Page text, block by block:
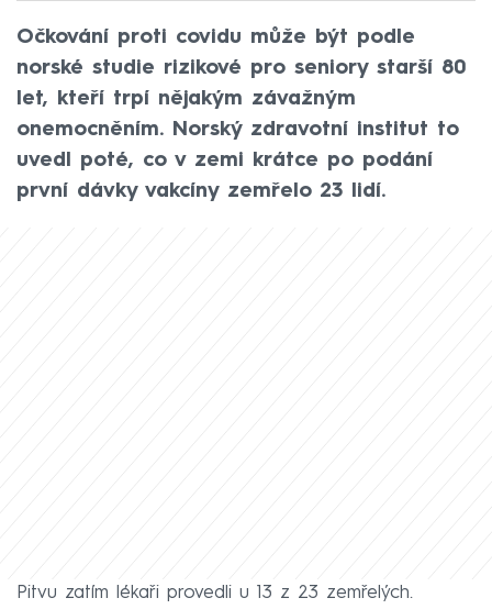
Očkování proti covidu může být podle
norské studie rizikové pro seniory starší 80
let, kteří trpí nějakým závažným
onemocněním. Norský zdravotní institut to
uvedl poté, co v zemi krátce po podání
první dávky vakcíny zemřelo 23 lidí.
Pitvu zatím lékaři provedli u 13 z 23 zemřelých.